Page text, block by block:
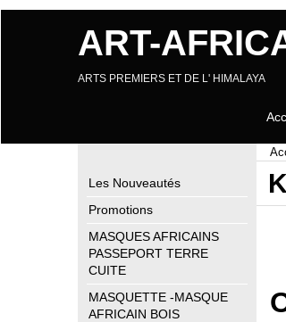
ART-
ARTS PREMIERS ET DE L' HIMALAYA
Les Nouveautés
Promotions
MASQUES AFRICAINS
PASSEPORT TERRE
CUITE
MASQUETTE -MASQUE
AFRICAIN BOIS